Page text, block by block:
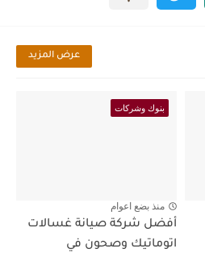
عرض المزيد
بنوك وشركات
منذ بضع اعوام
أفضل شركة صيانة غسالات
اتوماتيك وصحون في